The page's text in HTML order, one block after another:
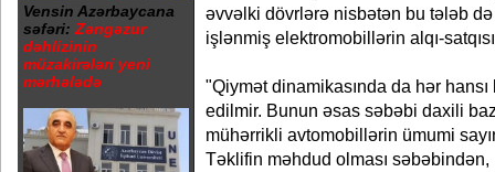
Vensin Azərbaycana
səfəri: Zəngəzur
dəhlizinin
müzakirələri yeni
mərhələdə
əvvəlki dövrlərə nisbətən bu tələb
işlənmiş elektromobillərin alqı-
"Qiymət dinamikasında da hər
edilmir. Bunun əsas səbəbi daxili
mühərrikli avtomobillərin ümumi
Təklifin məhdud olması səbəbindən,